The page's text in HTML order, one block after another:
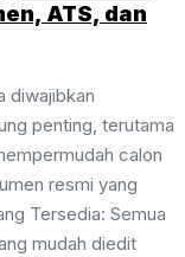
ATS, dan
diwajibkan
penting, terutama
calon
resmi yang
Tersedia: Semua
mudah diedit